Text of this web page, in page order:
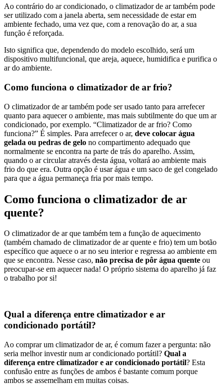
Ao contrário do ar condicionado, o climatizador de ar também pode
ser utilizado com a janela aberta, sem necessidade de estar em
ambiente fechado, uma vez que, com a renovação do ar, a sua
função é reforçada.
Isto significa que, dependendo do modelo escolhido, será um
dispositivo multifuncional, que areja, aquece, humidifica e purifica o
ar do ambiente.
Como funciona o climatizador de ar frio?
O climatizador de ar também pode ser usado tanto para arrefecer
quanto para aquecer o ambiente, mas mais subtilmente do que um ar
condicionado, por exemplo. “Climatizador de ar frio? Como
funciona?” É simples. Para arrefecer o ar, deve colocar água
gelada ou pedras de gelo no compartimento adequado que
normalmente se encontra na parte de trás do aparelho. Assim,
quando o ar circular através desta água, voltará ao ambiente mais
frio do que era. Outra opção é usar água e um saco de gel congelado
para que a água permaneça fria por mais tempo.
Como funciona o climatizador de ar
quente?
O climatizador de ar que também tem a função de aquecimento
(também chamado de climatizador de ar quente e frio) tem um botão
específico que aquece o ar no seu interior e regressa ao ambiente em
que se encontra. Nesse caso, não precisa de pôr água quente ou
preocupar-se em aquecer nada! O próprio sistema do aparelho já faz
o trabalho por si!
Qual a diferença entre climatizador e ar
condicionado portátil?
Ao comprar um climatizador de ar, é comum fazer a pergunta: não
seria melhor investir num ar condicionado portátil? Qual a
diferença entre climatizador e ar condicionado portátil? Esta
confusão entre as funções de ambos é bastante comum porque
ambos se assemelham em muitas coisas.